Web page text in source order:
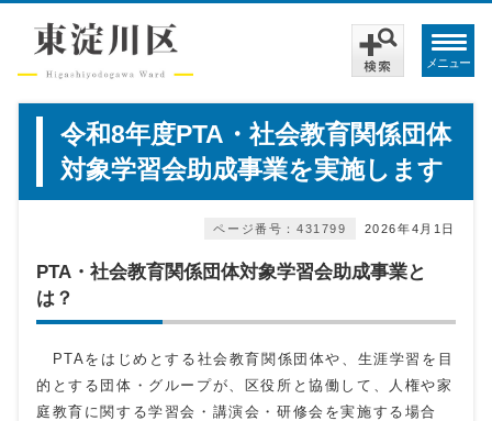
メニュー
令和8年度PTA・社会教育関係団体
対象学習会助成事業を実施します
2026年4月1日
ページ番号：431799
PTA・社会教育関係団体対象学習会助成事業と
は？
PTAをはじめとする社会教育関係団体や、生涯学習を目
的とする団体・グループが、区役所と協働して、人権や家
庭教育に関する学習会・講演会・研修会を実施する場合